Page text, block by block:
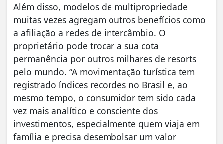
Além disso, modelos de multipropriedade
muitas vezes agregam outros benefícios como
a afiliação a redes de intercâmbio. O
proprietário pode trocar a sua cota
permanência por outros milhares de resorts
pelo mundo. “A movimentação turística tem
registrado índices recordes no Brasil e, ao
mesmo tempo, o consumidor tem sido cada
vez mais analítico e consciente dos
investimentos, especialmente quem viaja em
família e precisa desembolsar um valor